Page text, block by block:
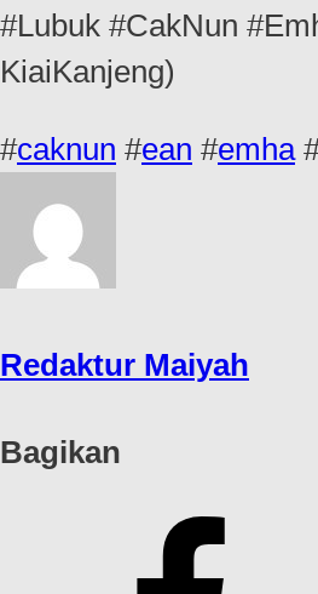
#Lubuk #CakNun
KiaiKanjeng)
#caknun #ean #emha
Redaktur Maiyah
Bagikan